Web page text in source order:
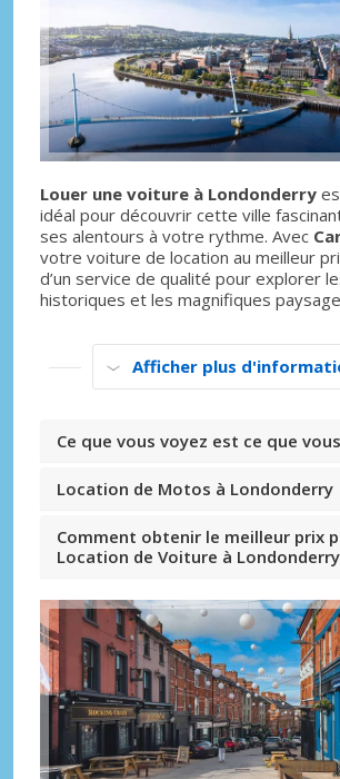
Louer une voiture à Londonderry
idéal pour découvrir cette ville
ses alentours à votre rythme. Avec
votre voiture de location au meilleur
d’un service de qualité pour explorer
historiques et les magnifiques
Afficher plus
Ce que vous voyez est ce que
Location de Motos à Londonderry
Comment obtenir le meilleur prix
Location de Voiture à Londonderry